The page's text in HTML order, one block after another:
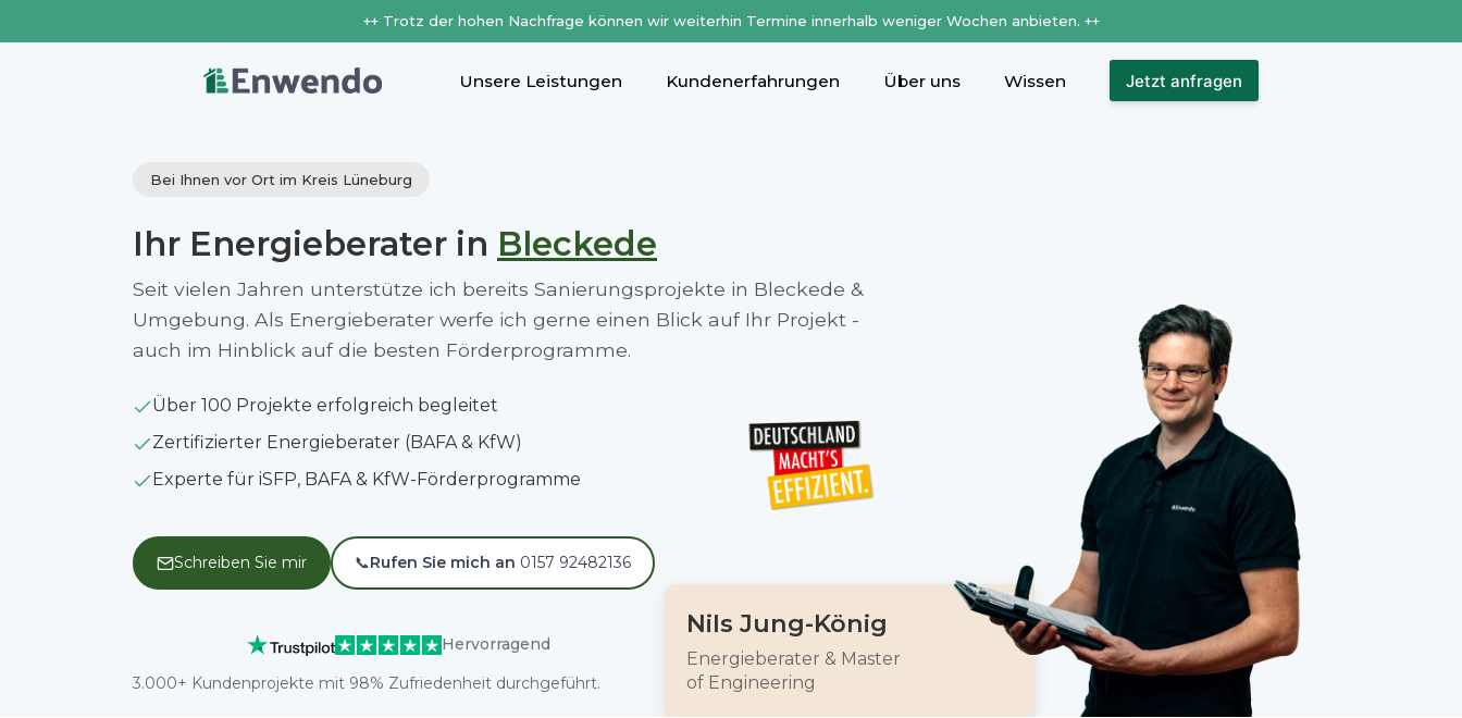
++ Trotz der hohen Nachfrage können wir weiterhin Termine innerhalb weniger Wochen anbieten. ++
Unsere Leistungen Kundenerfahrungen Über uns Wissen Jetzt anfragen
Bei Ihnen vor Ort im Kreis Lüneburg
Ihr Energieberater in Bleckede
Seit vielen Jahren unterstütze ich bereits Sanierungsprojekte in Bleckede &
Umgebung. Als Energieberater werfe ich gerne einen Blick auf Ihr Projekt -
auch im Hinblick auf die besten Förderprogramme.
Über 100 Projekte erfolgreich begleitet
Zertifizierter Energieberater (BAFA & KfW)
Experte für iSFP, BAFA & KfW-Förderprogramme
Schreiben Sie mir 📞Rufen Sie mich an 0157 92482136
Hervorragend
3.000+ Kundenprojekte mit 98% Zufriedenheit durchgeführt.
Nils Jung-König
Energieberater & Master
of Engineering